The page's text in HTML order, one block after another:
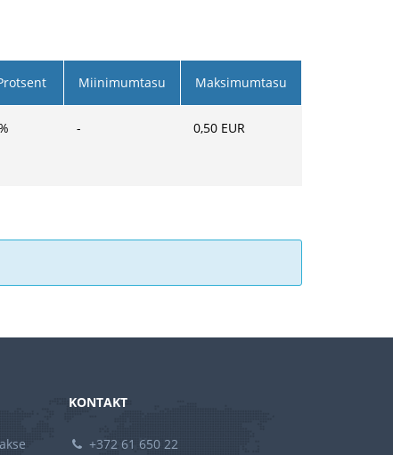
Miinimumtasu Maksimumtasu
- 0,50 EUR
KONTAKT
+372 61 650 22